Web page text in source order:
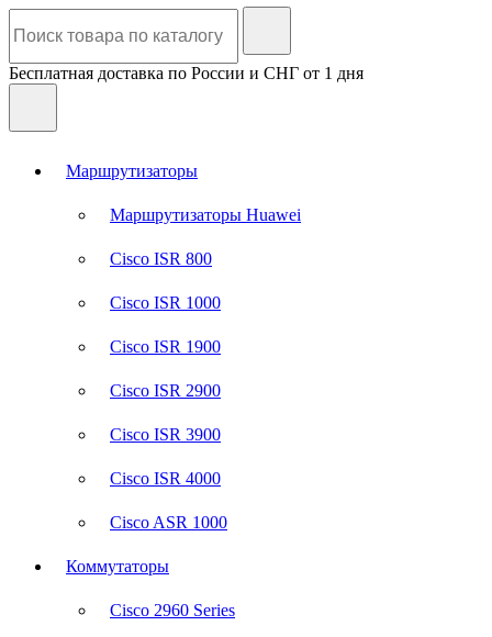
Бесплатная доставка по России и СНГ от 1 дня
Маршрутизаторы
Маршрутизаторы Huawei
Cisco ISR 800
Cisco ISR 1000
Cisco ISR 1900
Cisco ISR 2900
Cisco ISR 3900
Cisco ISR 4000
Cisco ASR 1000
Коммутаторы
Cisco 2960 Series